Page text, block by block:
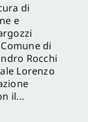
di
e
di
Rocchi
Lorenzo
il...